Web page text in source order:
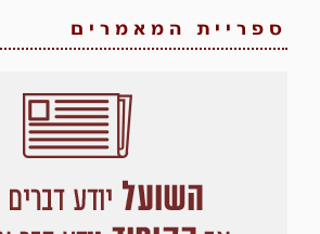
ספריית המאמרים